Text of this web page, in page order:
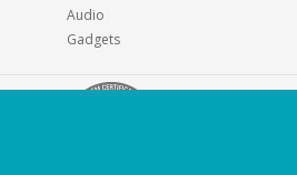
Audio
Gadgets